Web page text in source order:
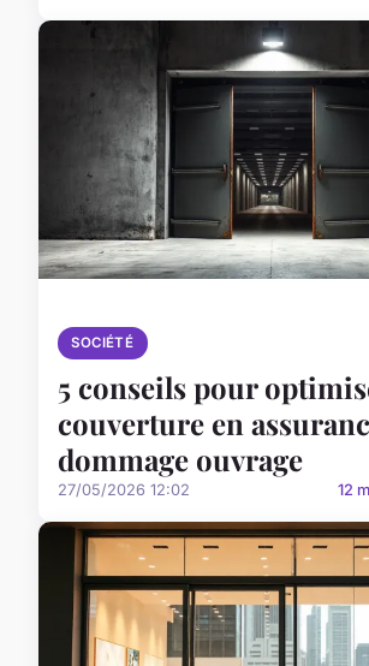
SOCIÉTÉ
5 conseils pour
couverture en
dommage ouvrage
27/05/2026 12:02 12